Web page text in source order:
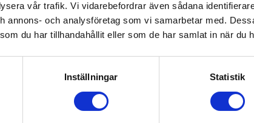
vår trafik. Vi vidarebefordrar även sådana
annons- och analysföretag som vi samarbetar med.
du har tillhandahållit eller som de har samlat in när du
Inställningar Statistik